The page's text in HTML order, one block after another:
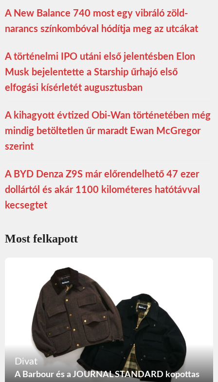
A New Balance 740 most egy vibráló zöld-
narancs színkombóval hódítja meg az utcákat
A történelmi IPO utáni első jelentésben Elon
Musk bejelentette a Starship űrhajó első
elfogási kísérletét augusztusban
A kihagyott évtized Obi-Wan történetében még
mindig betöltetlen űr maradt Ewan McGregor
szerint
A BYD Denza Z9S már előrendelhető 47 ezer
dollártól és akár 1100 kilométeres hatótávval
kecsegtet
Most felkapott
Divat
A Barbour és a JOURNAL STANDARD kopottas